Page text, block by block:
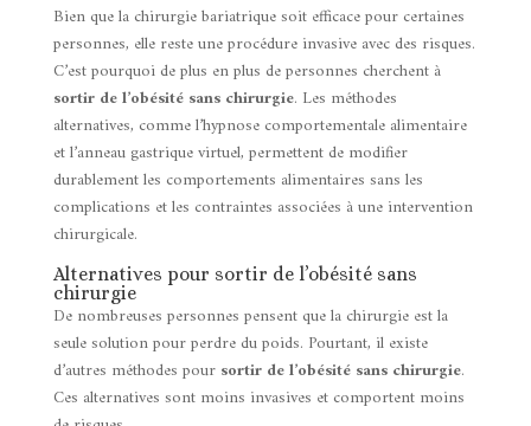
Bien que la chirurgie bariatrique soit efficace pour certaines
personnes, elle reste une procédure invasive avec des risques.
C’est pourquoi de plus en plus de personnes cherchent à
sortir de l’obésité sans chirurgie. Les méthodes
alternatives, comme l’hypnose comportementale alimentaire
et l’anneau gastrique virtuel, permettent de modifier
durablement les comportements alimentaires sans les
complications et les contraintes associées à une intervention
chirurgicale.
Alternatives pour sortir de l’obésité sans
chirurgie
De nombreuses personnes pensent que la chirurgie est la
seule solution pour perdre du poids. Pourtant, il existe
d’autres méthodes pour sortir de l’obésité sans chirurgie.
Ces alternatives sont moins invasives et comportent moins